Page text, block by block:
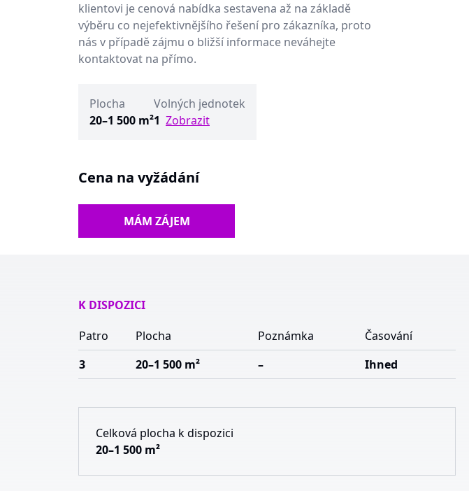
klientovi je cenová nabídka sestavena až na základě
výběru co nejefektivnějšího řešení pro zákazníka, proto
nás v případě zájmu o bližší informace neváhejte
kontaktovat na přímo.
Plocha
20–1 500 m²
Volných jednotek
1 Zobrazit
Cena na vyžádání
MÁM ZÁJEM
K DISPOZICI
Patro
Plocha Poznámka
Časování
3
20–1 500 m² – Ihned
Celková plocha k dispozici
20–1 500 m²